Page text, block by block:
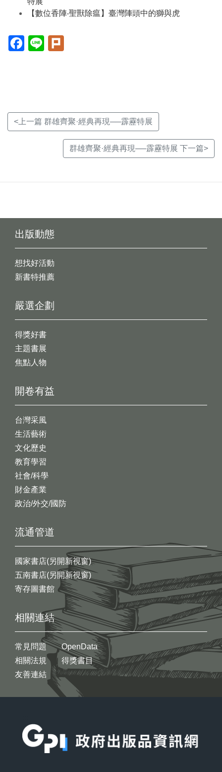
【數位香陣‧聖獸除瘟】臺灣陣頭中的獅與虎
Facebook(另
開
Line(另
開
<上一篇 群雄齊聚·經典再現──霹靂特展
群雄齊聚·經典再現──霹靂特展 下一篇>
出版動態
想找好活動
新書特推薦
開卷有益
台灣采風
生活藝術
文化歷史
教育學習
社會/科學
財金產業
政治/外交/國防
嚴選企劃
得獎好書
主題書展
焦點人物
流通管道
國家書店(另開新視窗)
五南書店(另開新視窗)
寄存圖書館
相關連結
常見問題
相關法規
友善連結
OpenData
得獎書目